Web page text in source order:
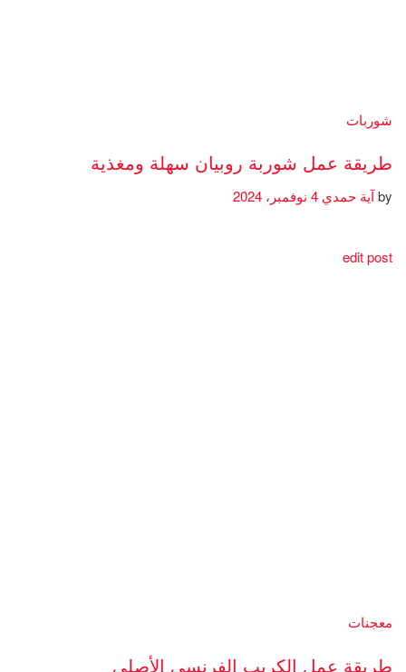
شوربات
طريقة عمل شوربة روبيان سهلة ومغذية
byآية حمدي
edit post
معجنات
طريقة عمل الكريب الفرنسي الأصلي